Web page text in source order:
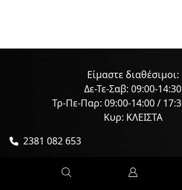
Είμαστε διαθέσιμοι:
Δε-Τε-Σαβ: 09:00-14:30
Τρ-Πε-Παρ: 09:00-14:00 /
Κυρ: ΚΛΕΙΣΤΑ
2381 082 653